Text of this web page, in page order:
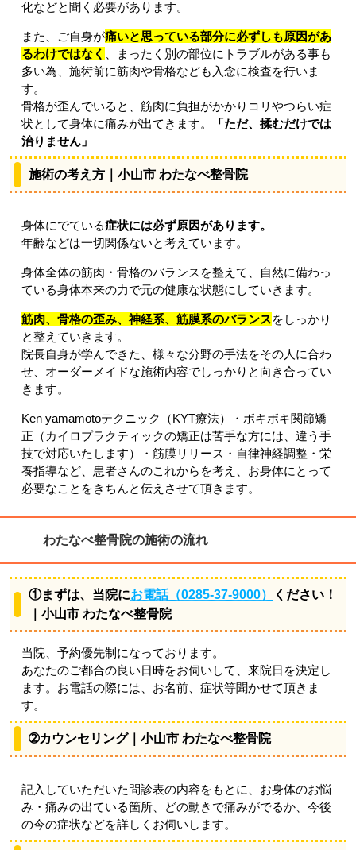
化などと聞く必要があります。
また、ご自身が痛いと思っている部分に必ずしも原因があ
るわけではなく
、まったく別の部位にトラブルがある事も
多い為、施術前に筋肉や骨格なども入念に検査を行いま
す。
骨格が歪んでいると、筋肉に負担がかかりコリやつらい症
状として身体に痛みが出てきます。
「ただ、揉むだけでは
治りません」
施術の考え方｜小山市 わたなべ整骨院
身体にでている症状には必ず原因があります。
年齢などは一切関係ないと考えています。
身体全体の筋肉・骨格のバランスを整えて、自然に備わっ
ている身体本来の力で元の健康な状態にしていきます。
筋肉、骨格の歪み、神経系、筋膜系のバランスをしっかり
と整えていきます。
院長自身が学んできた、様々な分野の手法をその人に合わ
せ、オーダーメイドな施術内容でしっかりと向き合ってい
きます。
Ken yamamotoテクニック（KYT療法）・ボキボキ関節矯
正（カイロプラクティックの矯正は苦手な方には、違う手
技で対応いたします）・筋膜リリース・自律神経調整・栄
養指導など、患者さんのこれからを考え、お身体にとって
必要なことをきちんと伝えさせて頂きます。
わたなべ整骨院の施術の流れ
①まずは、当院にお電話（0285-37-9000）
ください！
｜小山市 わたなべ整骨院
当院、予約優先制になっております。
あなたのご都合の良い日時をお伺いして、来院日を決定し
ます。お電話の際には、お名前、症状等聞かせて頂きま
す。
➁カウンセリング｜小山市 わたなべ整骨院
記入していただいた問診表の内容をもとに、お身体のお悩
み・痛みの出ている箇所、どの動きで痛みがでるか、今後
の今の症状などを詳しくお伺いします。